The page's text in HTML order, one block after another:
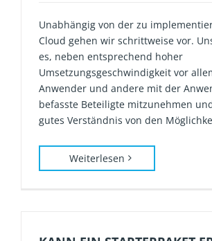
Unabhängig von der zu
Cloud gehen wir schrittweise vor.
es, neben entsprechend hoher
Umsetzungsgeschwindigkeit vor
Anwender und andere mit der
befasste Beteiligte mitzunehmen
gutes Verständnis von den
Weiterlesen